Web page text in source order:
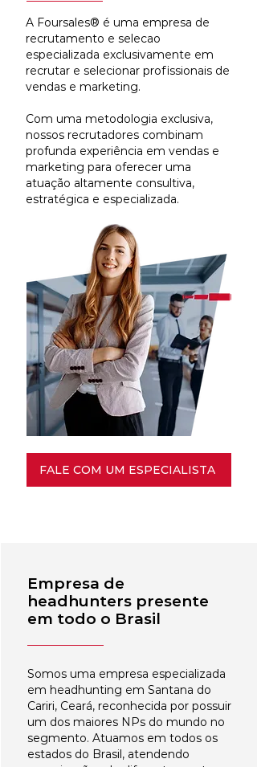
A Foursales® é uma empresa de
recrutamento e selecao
especializada exclusivamente em
recrutar e selecionar profissionais de
vendas e marketing.
Com uma metodologia exclusiva,
nossos recrutadores combinam
profunda experiência em vendas e
marketing para oferecer uma
atuação altamente consultiva,
estratégica e especializada.
FALE COM UM ESPECIALISTA
Empresa de
headhunters presente
em todo o Brasil
Somos uma empresa especializada
em headhunting em Santana do
Cariri, Ceará, reconhecida por possuir
um dos maiores NPs do mundo no
segmento. Atuamos em todos os
estados do Brasil, atendendo